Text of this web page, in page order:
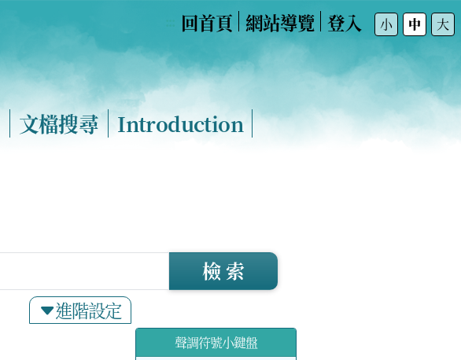
回首頁 網站導覽 登入 小 中 大
文檔搜尋 Introduction
進階設定
檢 索
聲調符號小鍵盤